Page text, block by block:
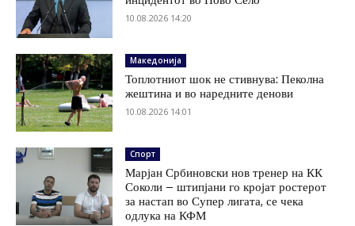
10.08.2026 14:20
Македонија
Топлотниот шок не стивнува: Пеколна
жештина и во наредните денови
10.08.2026 14:01
Спорт
Марјан Србиновски нов тренер на КК
Соколи – штипјани го кројат ростерот
за настап во Супер лигата, се чека
одлука на КФМ